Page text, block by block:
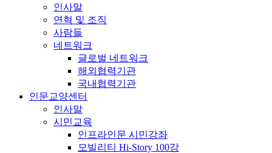
인사말
연혁 및 조직
사람들
네트워크
글로벌 네트워크
해외협력기관
국내협력기관
인문교양센터
인사말
시민교육
인프라인문 시민강좌
모빌리티 Hi-Story 100강